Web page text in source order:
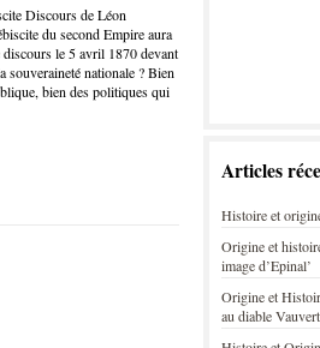
Discours de Léon
du second Empire aura
le 5 avril 1870 devant
souveraineté nationale ? Bien
bien des politiques qui
Articles
Histoire et
Origine et
image d’Epinal’
Origine et
au diable